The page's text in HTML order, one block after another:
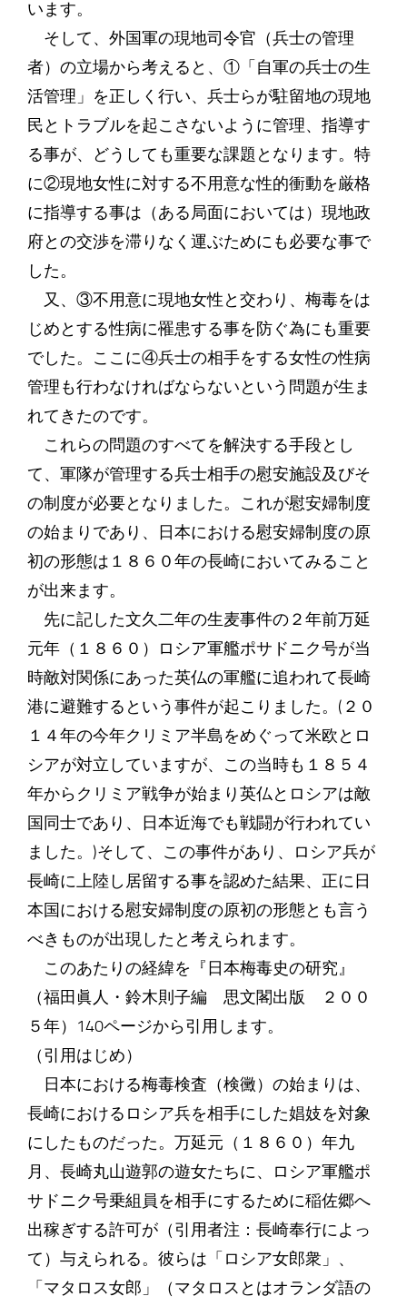
います。
そして、外国軍の現地司令官（兵士の管理
者）の立場から考えると、①「自軍の兵士の生
活管理」を正しく行い、兵士らが駐留地の現地
民とトラブルを起こさないように管理、指導す
る事が、どうしても重要な課題となります。特
に②現地女性に対する不用意な性的衝動を厳格
に指導する事は（ある局面においては）現地政
府との交渉を滞りなく運ぶためにも必要な事で
した。
又、③不用意に現地女性と交わり、梅毒をは
じめとする性病に罹患する事を防ぐ為にも重要
でした。ここに④兵士の相手をする女性の性病
管理も行わなければならないという問題が生ま
れてきたのです。
これらの問題のすべてを解決する手段とし
て、軍隊が管理する兵士相手の慰安施設及びそ
の制度が必要となりました。これが慰安婦制度
の始まりであり、日本における慰安婦制度の原
初の形態は１８６０年の長崎においてみること
が出来ます。
先に記した文久二年の生麦事件の２年前万延
元年（１８６０）ロシア軍艦ポサドニク号が当
時敵対関係にあった英仏の軍艦に追われて長崎
港に避難するという事件が起こりました。(２０
１４年の今年クリミア半島をめぐって米欧とロ
シアが対立していますが、この当時も１８５４
年からクリミア戦争が始まり英仏とロシアは敵
国同士であり、日本近海でも戦闘が行われてい
ました。)そして、この事件があり、ロシア兵が
長崎に上陸し居留する事を認めた結果、正に日
本国における慰安婦制度の原初の形態とも言う
べきものが出現したと考えられます。
このあたりの経緯を『日本梅毒史の研究』
（福田眞人・鈴木則子編 思文閣出版 ２００
５年）140ページから引用します。
（引用はじめ）
日本における梅毒検査（検黴）の始まりは、
長崎におけるロシア兵を相手にした娼妓を対象
にしたものだった。万延元（１８６０）年九
月、長崎丸山遊郭の遊女たちに、ロシア軍艦ポ
サドニク号乗組員を相手にするために稲佐郷へ
出稼ぎする許可が（引用者注：長崎奉行によっ
て）与えられる。彼らは「ロシア女郎衆」、
「マタロス女郎」（マタロスとはオランダ語の